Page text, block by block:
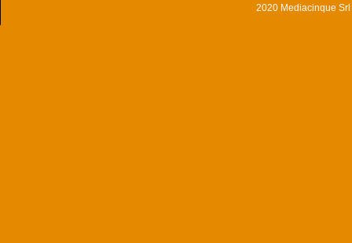
2020 Mediacinque Srl